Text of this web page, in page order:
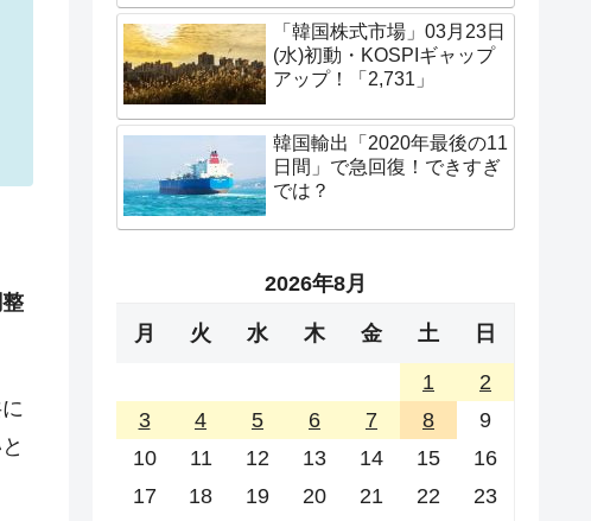
「韓国株式市場」03月23日
(水)初動・KOSPIギャップ
アップ！「2,731」
韓国輸出「2020年最後の11
日間」で急回復！できすぎ
では？
2026年8月
月 火 水 木 金 土 日
1
2
3
4 5 6 7 8
9
10
11 12 13 14 15
16
17
18 19 20 21 22
23